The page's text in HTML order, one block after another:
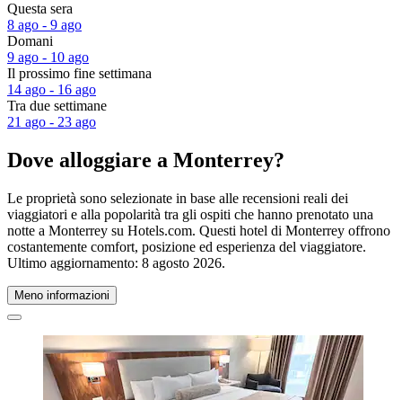
Questa sera
8 ago - 9 ago
Domani
9 ago - 10 ago
Il prossimo fine settimana
14 ago - 16 ago
Tra due settimane
21 ago - 23 ago
Dove alloggiare a Monterrey?
Le proprietà sono selezionate in base alle recensioni reali dei
viaggiatori e alla popolarità tra gli ospiti che hanno prenotato una
notte a Monterrey su Hotels.com. Questi hotel di Monterrey offrono
costantemente comfort, posizione ed esperienza del viaggiatore.
Ultimo aggiornamento: 8 agosto 2026.
Meno informazioni